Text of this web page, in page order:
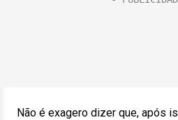
Não é exagero dizer que, após